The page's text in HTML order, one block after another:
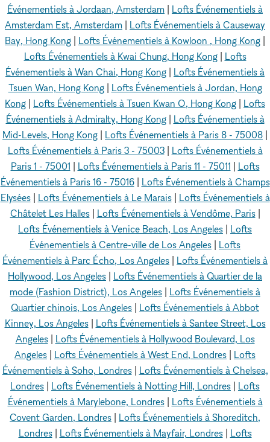
Événementiels à Jordaan, Amsterdam
Lofts Événementiels à
Amsterdam Est, Amsterdam
Lofts Événementiels à Causeway
Bay, Hong Kong
Lofts Événementiels à Kowloon , Hong Kong
Lofts Événementiels à Kwai Chung, Hong Kong| Lofts
Événementiels à Wan Chai, Hong Kong
Lofts Événementiels à
Tsuen Wan, Hong Kong| Lofts Événementiels à Jordan, Hong
Kong
Lofts Événementiels à Tsuen Kwan O, Hong Kong
Lofts
Événementiels à Admiralty, Hong Kong| Lofts Événementiels à
Mid-Levels, Hong Kong
Lofts Événementiels à Paris 8 - 75008
Lofts Événementiels à Paris 3 - 75003| Lofts Événementiels à
Paris 1 - 75001
Lofts Événementiels à Paris 11 - 75011
Lofts
Événementiels à Paris 16 - 75016| Lofts Événementiels à Champs
Elysées| Lofts Événementiels à Le Marais| Lofts Événementiels à
Châtelet Les Halles| Lofts Événementiels à Vendôme, Paris|
Lofts Événementiels à Venice Beach, Los Angeles
Lofts
Événementiels à Centre-ville de Los Angeles
Lofts
Événementiels à Parc Écho, Los Angeles
Lofts Événementiels à
Hollywood, Los Angeles
Lofts Événementiels à Quartier de la
mode (Fashion District), Los Angeles
Lofts Événementiels à
Quartier chinois, Los Angeles
Lofts Événementiels à Abbot
Kinney, Los Angeles| Lofts Événementiels à Santee Street, Los
Angeles| Lofts Événementiels à Hollywood Boulevard, Los
Angeles
Lofts Événementiels à West End, Londres
Lofts
Événementiels à Soho, Londres| Lofts Événementiels à Chelsea,
Londres
Lofts Événementiels à Notting Hill, Londres
Lofts
Événementiels à Marylebone, Londres| Lofts Événementiels à
Covent Garden, Londres
Lofts Événementiels à Shoreditch,
Londres| Lofts Événementiels à Mayfair, Londres| Lofts